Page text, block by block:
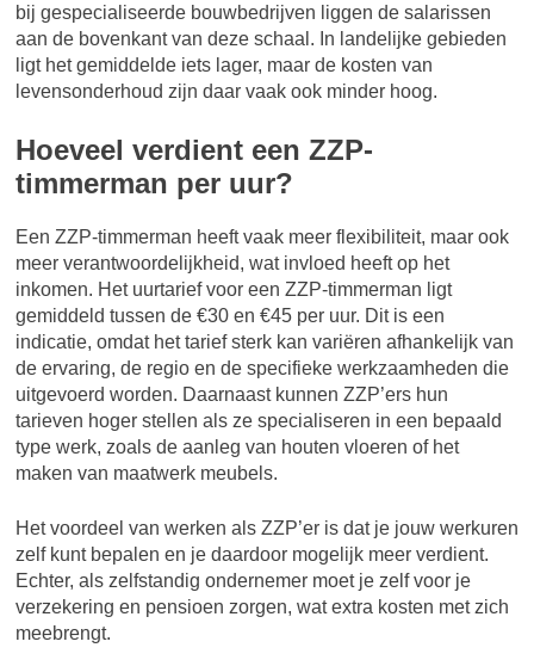
bij gespecialiseerde bouwbedrijven liggen de salarissen
aan de bovenkant van deze schaal. In landelijke gebieden
ligt het gemiddelde iets lager, maar de kosten van
levensonderhoud zijn daar vaak ook minder hoog.
Hoeveel verdient een ZZP-
timmerman per uur?
Een ZZP-timmerman heeft vaak meer flexibiliteit, maar ook
meer verantwoordelijkheid, wat invloed heeft op het
inkomen. Het uurtarief voor een ZZP-timmerman ligt
gemiddeld tussen de €30 en €45 per uur. Dit is een
indicatie, omdat het tarief sterk kan variëren afhankelijk van
de ervaring, de regio en de specifieke werkzaamheden die
uitgevoerd worden. Daarnaast kunnen ZZP’ers hun
tarieven hoger stellen als ze specialiseren in een bepaald
type werk, zoals de aanleg van houten vloeren of het
maken van maatwerk meubels.
Het voordeel van werken als ZZP’er is dat je jouw werkuren
zelf kunt bepalen en je daardoor mogelijk meer verdient.
Echter, als zelfstandig ondernemer moet je zelf voor je
verzekering en pensioen zorgen, wat extra kosten met zich
meebrengt.